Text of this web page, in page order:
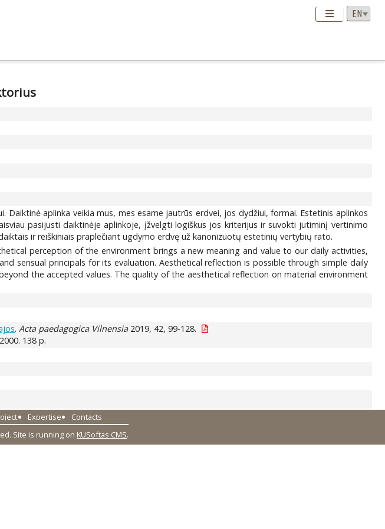
aplinka veikia mus, mes esame jautrūs erdvei, jos dydžiui, formai. Estetinis aplinkos
pasijusti daiktinėje aplinkoje, įžvelgti logiškus jos kriterijus ir suvokti jutiminį vertinimo
ir reiškiniais praplečiant ugdymo erdvę už kanonizuotų estetinių vertybių rato.
perception of the environment brings a new meaning and value to our daily activities,
sensual principals for its evaluation. Aesthetical reflection is possible through simple daily
the accepted values. The quality of the aesthetical reflection on material environment
. Acta paedagogica Vilnensia2019, 42, 99-128.
138 p.
Expertise
Contacts
Site is running on KUSoftas CMS.